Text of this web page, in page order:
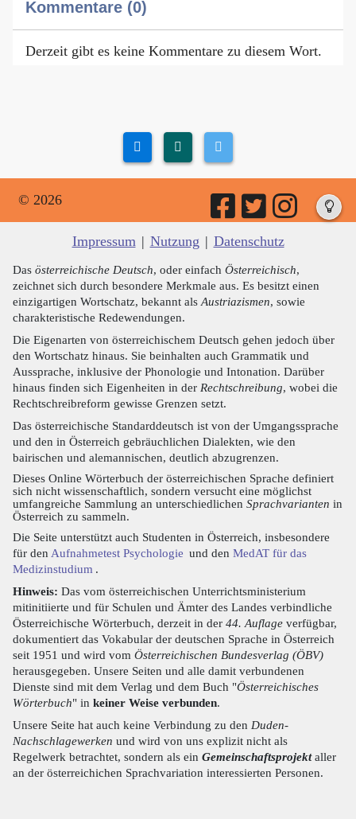
Kommentare (0)
Derzeit gibt es keine Kommentare zu diesem Wort.
© 2026
Impressum | Nutzung | Datenschutz
Das österreichische Deutsch, oder einfach Österreichisch,
zeichnet sich durch besondere Merkmale aus. Es besitzt einen
einzigartigen Wortschatz, bekannt als Austriazismen, sowie
charakteristische Redewendungen.
Die Eigenarten von österreichischem Deutsch gehen jedoch über
den Wortschatz hinaus. Sie beinhalten auch Grammatik und
Aussprache, inklusive der Phonologie und Intonation. Darüber
hinaus finden sich Eigenheiten in der Rechtschreibung, wobei die
Rechtschreibreform gewisse Grenzen setzt.
Das österreichische Standarddeutsch ist von der Umgangssprache
und den in Österreich gebräuchlichen Dialekten, wie den
bairischen und alemannischen, deutlich abzugrenzen.
Dieses Online Wörterbuch der österreichischen Sprache definiert
sich nicht wissenschaftlich, sondern versucht eine möglichst
umfangreiche Sammlung an unterschiedlichen Sprachvarianten in
Österreich zu sammeln.
Die Seite unterstützt auch Studenten in Österreich, insbesondere
für den Aufnahmetest Psychologie und den MedAT für das
Medizinstudium .
Hinweis: Das vom österreichischen Unterrichtsministerium
mitinitiierte und für Schulen und Ämter des Landes verbindliche
Österreichische Wörterbuch, derzeit in der 44. Auflage verfügbar,
dokumentiert das Vokabular der deutschen Sprache in Österreich
seit 1951 und wird vom Österreichischen Bundesverlag (ÖBV)
herausgegeben. Unsere Seiten und alle damit verbundenen
Dienste sind mit dem Verlag und dem Buch "Österreichisches
Wörterbuch" in keiner Weise verbunden.
Unsere Seite hat auch keine Verbindung zu den Duden-
Nachschlagewerken und wird von uns explizit nicht als
Regelwerk betrachtet, sondern als ein Gemeinschaftsprojektaller
an der österreichichen Sprachvariation interessierten Personen.